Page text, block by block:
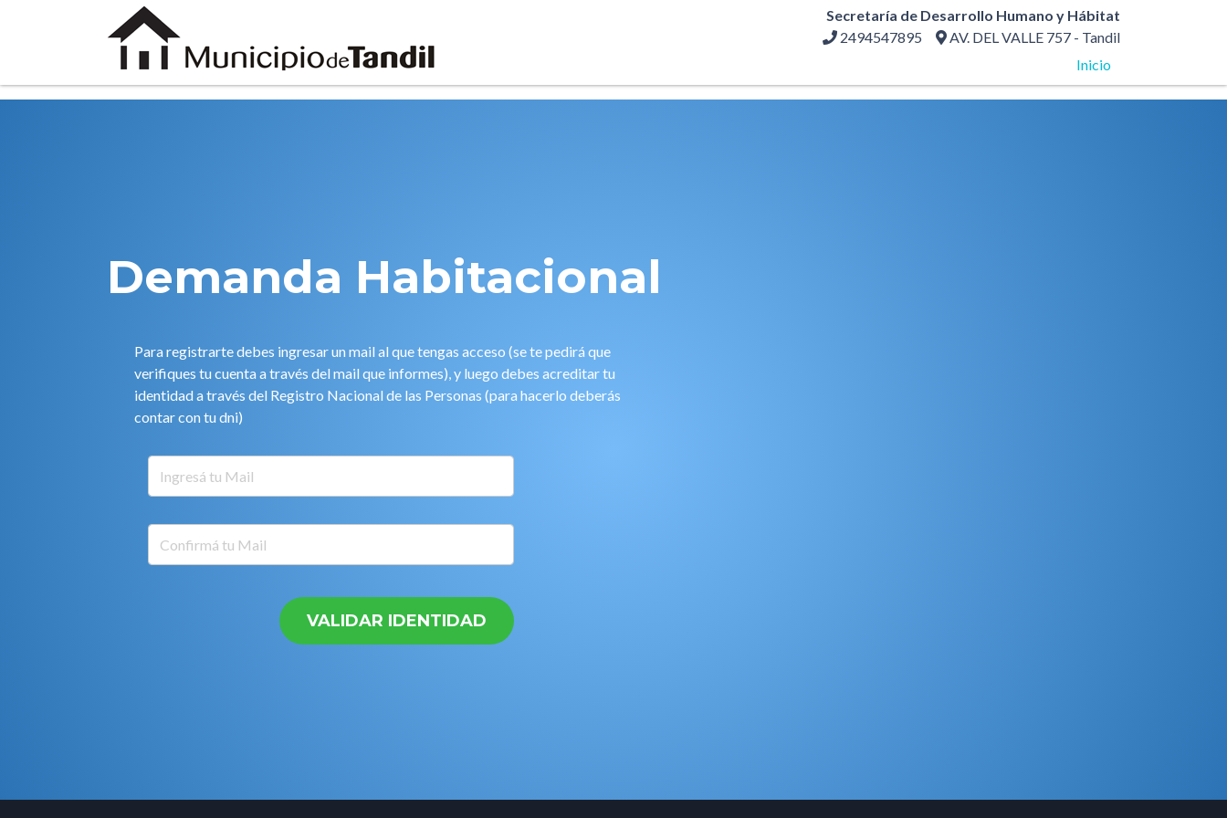
Secretaría de Desarrollo Humano y Hábitat
2494547895
AV. DEL VALLE 757 - Tandil
Inicio
Demanda Habitacional
Para registrarte debes ingresar un mail al que tengas acceso (se te pedirá que
verifiques tu cuenta a través del mail que informes), y luego debes acreditar tu
identidad a través del Registro Nacional de las Personas (para hacerlo deberás
contar con tu dni)
VALIDAR IDENTIDAD